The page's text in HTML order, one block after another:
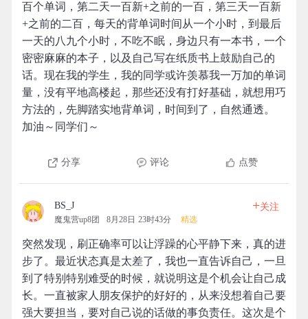
百个单词，第二天一百新+之前的一百，第三天一百新
+之前的二百，每天的背单词时间从一个小时，到最后
一天的八九个小时，不吃不眠，身边只有一本书，一个
密密麻麻的本子，以及自己写在纸质书上鼓励自己的
话。现在我的学生，我的同学或许羡慕我一万加的单词
量，没有平地高楼起，那些还没有打好基础，就想用巧
方法的，先脚踏实地背单词，时间到了，自然通透。
加油～同学们～
分享 评论 点赞
BS_J
魔鬼营up8团 8月28日 23时43分 精选
+关注
突然发现，刷正确率可以让浮躁的心平静下来，真的进
步了。最近状态真是太差了，我也一直告诉自己，一旦
到了特别特别难受的时候，就说明这是个机会让自己成
长。一直被家人朋友保护的好好的，从来没想着自己要
强大要担当，要对自己说的话做的事负责任。这次是个